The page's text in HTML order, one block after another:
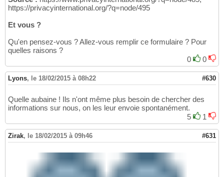
https://privacyinternational.org/?q=node/495
Et vous ?
Qu'en pensez-vous ? Allez-vous remplir ce formulaire ? Pour
quelles raisons ?
0
0
Lyons, le 18/02/2015 à 08h22 #630
Quelle aubaine ! Ils n'ont même plus besoin de chercher des
informations sur nous, on les leur envoie spontanément.
5
1
Zirak, le 18/02/2015 à 09h46 #631